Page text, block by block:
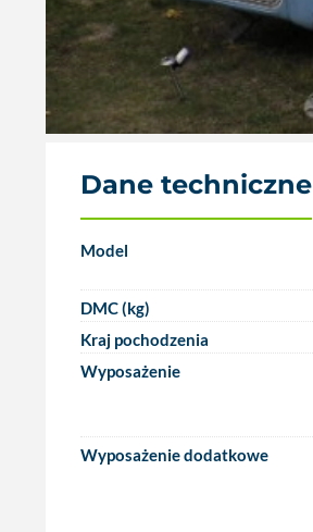
Dane techniczne
Model
DMC (kg)
Kraj pochodzenia
Wyposażenie
Wyposażenie dodatkowe